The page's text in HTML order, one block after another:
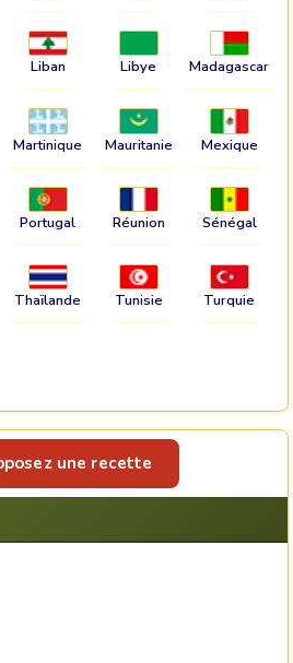
Liban Libye Madagascar
Martinique Mauritanie Mexique
Portugal Réunion Sénégal
Thaïlande Tunisie Turquie
une recette